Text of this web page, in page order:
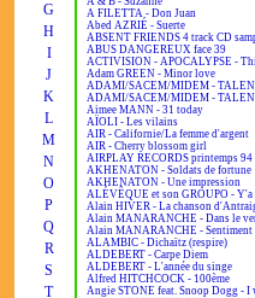
G
H
I
J
K
L
M
N
O
P
Q
R
S
T
A FILETTA - Don Juan
Abed AZRIÉ - Suerte
ABSENT FRIENDS 4 track CD
ABUS DANGEREUX face 39
ACTIVISION - APOCALYPSE -
Adam GREEN - Minor love
ADAMI/SACEM/MIDEM -
ADAMI/SACEM/MIDEM -
Aimee MANN - 31 today
AÏOLI - Les vilains
AIR - Californie/La femme d'argent
AIR - Cherry blossom girl
AIRPLAY RECORDS printemps 94
AKHENATON - Soldats de fortune
AKHENATON - Une impression
ALÉVÊQUE et son GROUPO - Y'a
Alain HIVER - La chanson
Alain MANARANCHE - Dans le
Alain MANARANCHE - Sentiment
ALAMBIC - Dichaïtz (respire)
ALDEBERT - Carpe Diem
ALDEBERT - L'année du singe
Alfred HITCHCOCK - 100ème
Angie STONE feat. Snoop Dogg - I